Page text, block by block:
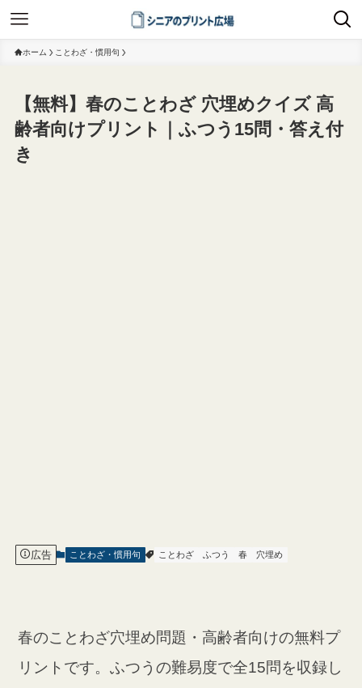
ホーム ことわざ・慣用句
【無料】春のことわざ 穴埋めクイズ 高
齢者向けプリント｜ふつう15問・答え付
き
広告 ことわざ・慣用句 ことわざ ふつう 春 穴埋め
春のことわざ穴埋め問題・高齢者向けの無料プ
リントです。ふつうの難易度で全15問を収録し